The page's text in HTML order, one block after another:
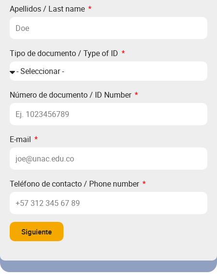
Apellidos / Last name
Tipo de documento / Type of ID
Número de documento / ID Number
E-mail
Teléfono de contacto / Phone number
Siguiente